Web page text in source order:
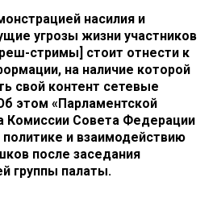
насилия и
угрозы жизни участников
стримы] стоит отнести к
на наличие которой
свой контент сетевые
этом «Парламентской
Комиссии Совета Федерации
и взаимодействию
после заседания
группы палаты.